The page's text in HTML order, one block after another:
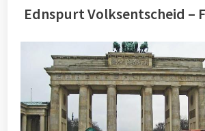
Ednspurt Volksentscheid –